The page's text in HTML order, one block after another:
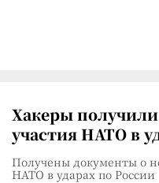
Хакеры
участия НАТО в
Получены документы о
НАТО в ударах по России